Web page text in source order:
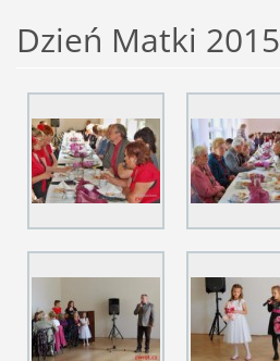
Dzień Matki 2015